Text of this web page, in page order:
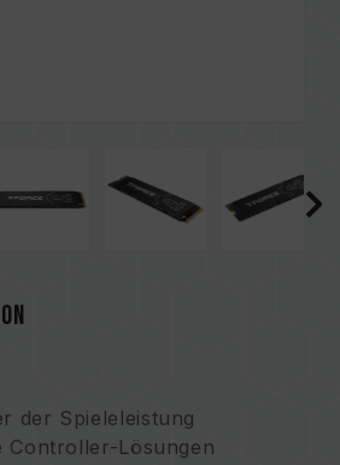
der Spieleleistung
Controller-Lösungen